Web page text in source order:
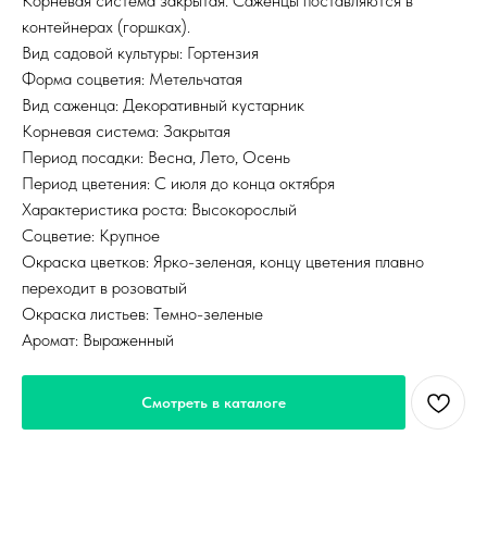
контейнерах (горшках).
Вид садовой культуры: Гортензия
Форма соцветия: Метельчатая
Вид саженца: Декоративный кустарник
Корневая система: Закрытая
Период посадки: Весна, Лето, Осень
Период цветения: С июля до конца октября
Характеристика роста: Высокорослый
Соцветие: Крупное
Окраска цветков: Ярко-зеленая, концу цветения плавно
переходит в розоватый
Окраска листьев: Темно-зеленые
Аромат: Выраженный
Смотреть в каталоге